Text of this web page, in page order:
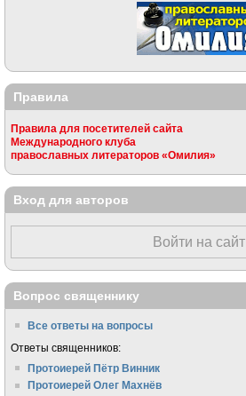
Правила
Правила для посетителей сайта
Международного клуба
православных литераторов «Омилия»
Вход для авторов
Войти на сайт
Вопрос священнику
Все ответы на вопросы
Ответы священников:
Протоиерей Пётр Винник
Протоиерей Олег Махнёв